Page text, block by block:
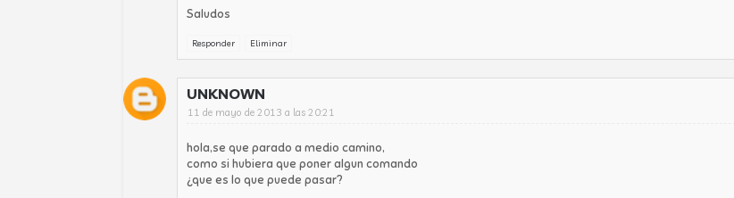
Saludos
Responder Eliminar
UNKNOWN
11 de mayo de 2013 a las 20:21
hola,se que parado a medio camino,
como si hubiera que poner algun comando
¿que es lo que puede pasar?